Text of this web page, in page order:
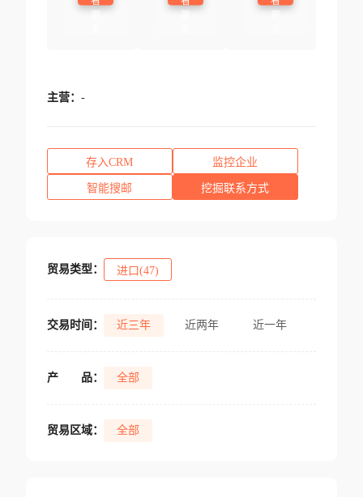
主营： -
存入CRM 监控企业
智能搜邮 挖掘联系方式
贸易类型： 进口(47)
交易时间： 近三年 近两年 近一年
产 品： 全部
贸易区域： 全部